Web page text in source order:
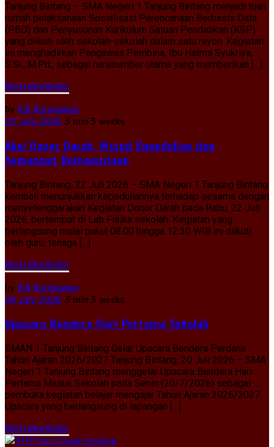
Tanjung Bintang – SMA Negeri 1 Tanjung Bintang menjadi tuan
rumah pelaksanaan Sosialisasi Perencanaan Berbasis Data
(PBD) dan Penyusunan Kurikulum Satuan Pendidikan (KSP)
yang diikuti oleh sekolah-sekolah dalam satu rayon. Kegiatan
ini menghadirkan Pengawas Pembina, Ibu Hatma Syukriya,
S.Si., M.Pd., sebagai narasumber utama yang memberikan […]
Ekstrakurikuler
by Edi Kurniawan
22 July 2026 3 min 3 weeks
Aksi Donor Darah, Wujud Kepedulian dan
Semangat Kemanusiaan
Tanjung Bintang, 22 Juli 2026 – SMA Negeri 1 Tanjung Bintang
kembali menunjukkan kepeduliannya terhadap sesama dengan
menyelenggarakan Kegiatan Donor Darah pada Rabu, 22 Juli
2026, bertempat di Lab Fisika sekolah. Kegiatan yang
berlangsung mulai pukul 08.00 hingga 12.30 WIB ini diikuti
oleh guru, tenaga […]
Ekstrakurikuler
by Edi Kurniawan
20 July 2026 3 min 3 weeks
Upacara Bendera Hari Pertama Sekolah
SMAN 1 Tanjung Bintang Gelar Upacara Bendera Perdana
Tahun Ajaran 2026/2027 Tanjung Bintang, 20 Juli 2026 – SMA
Negeri 1 Tanjung Bintang menggelar Upacara Bendera Hari
Pertama Masuk Sekolah pada Senin (20/7/2026) sebagai
pembuka kegiatan belajar mengajar Tahun Ajaran 2026/2027.
Upacara yang berlangsung di lapangan […]
Ekstrakurikuler